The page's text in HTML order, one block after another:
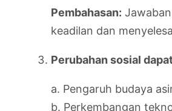
Pembahasan:
keadilan dan
Perubahan sosial
a. Pengaruh budaya
b. Perkembangan